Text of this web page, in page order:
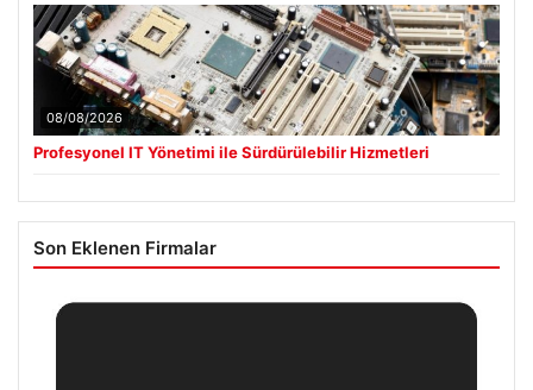
08/08/2026
Profesyonel IT Yönetimi ile Sürdürülebilir Hizmetleri
Son Eklenen Firmalar